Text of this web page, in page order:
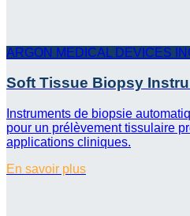
ARGON MEDICAL DEVICES
Soft Tissue Biopsy
Instruments de biopsie
pour un prélèvement tissulaire
applications cliniques.
En savoir plus